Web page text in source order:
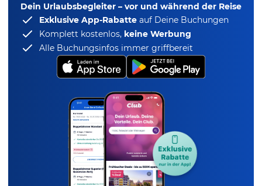
Dein Urlaubsbegleiter – vor und während der Reise
Exklusive App-Rabatte auf Deine Buchungen
Komplett kostenlos, keine Werbung
Alle Buchungsinfos immer griffbereit